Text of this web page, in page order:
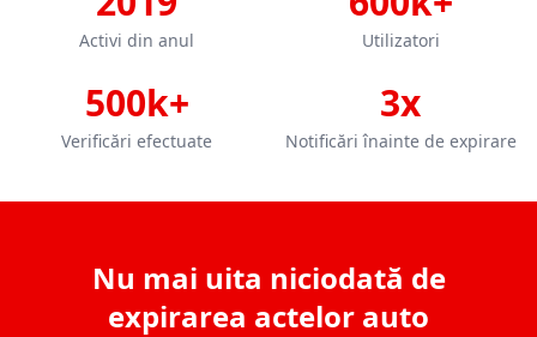
Activi din anul Utilizatori
500k+
Verificări efectuate
3x
Notificări înainte de expirare
Nu mai uita niciodată de
expirarea actelor auto